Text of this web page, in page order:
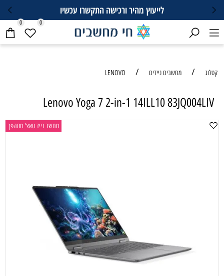
לייעוץ מהיר ורכישה התקשרו עכשיו
0 0
קטלוג / מחשבים ניידים /
LENOVO
Lenovo Yoga 7 2-in-1 14ILL10 83JQ004LIV
מחשב נייד טאצ' מתהפך